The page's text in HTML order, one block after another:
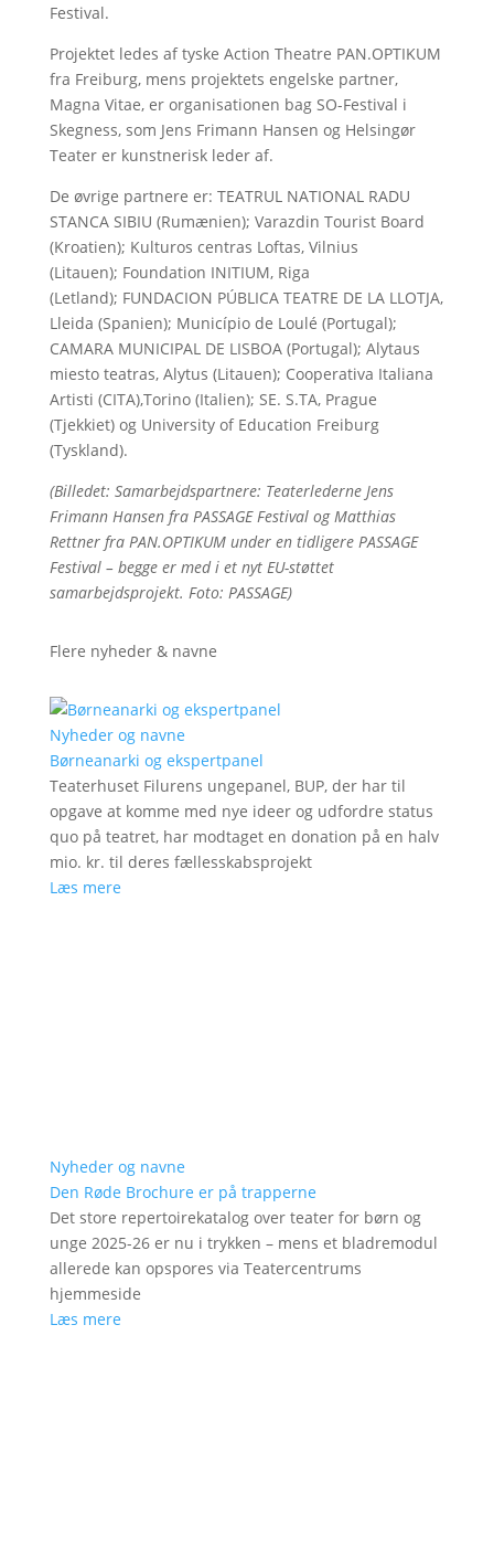
Festival.
Projektet ledes af tyske Action Theatre PAN.OPTIKUM
fra Freiburg, mens projektets engelske partner,
Magna Vitae, er organisationen bag SO-Festival i
Skegness, som Jens Frimann Hansen og Helsingør
Teater er kunstnerisk leder af.
De øvrige partnere er: TEATRUL NATIONAL RADU
STANCA SIBIU (Rumænien); Varazdin Tourist Board
(Kroatien); Kulturos centras Loftas, Vilnius
(Litauen); Foundation INITIUM, Riga
(Letland); FUNDACION PÚBLICA TEATRE DE LA LLOTJA,
Lleida (Spanien); Município de Loulé (Portugal);
CAMARA MUNICIPAL DE LISBOA (Portugal); Alytaus
miesto teatras, Alytus (Litauen); Cooperativa Italiana
Artisti (CITA),Torino (Italien); SE. S.TA, Prague
(Tjekkiet) og University of Education Freiburg
(Tyskland).
(Billedet: Samarbejdspartnere: Teaterlederne Jens
Frimann Hansen fra PASSAGE Festival og Matthias
Rettner fra PAN.OPTIKUM under en tidligere PASSAGE
Festival – begge er med i et nyt EU-støttet
samarbejdsprojekt. Foto: PASSAGE)
Flere nyheder & navne
Nyheder og navne
Børneanarki og ekspertpanel
Teaterhuset Filurens ungepanel, BUP, der har til
opgave at komme med nye ideer og udfordre status
quo på teatret, har modtaget en donation på en halv
mio. kr. til deres fællesskabsprojekt
Læs mere
Nyheder og navne
Den Røde Brochure er på trapperne
Det store repertoirekatalog over teater for børn og
unge 2025-26 er nu i trykken – mens et bladremodul
allerede kan opspores via Teatercentrums
hjemmeside
Læs mere